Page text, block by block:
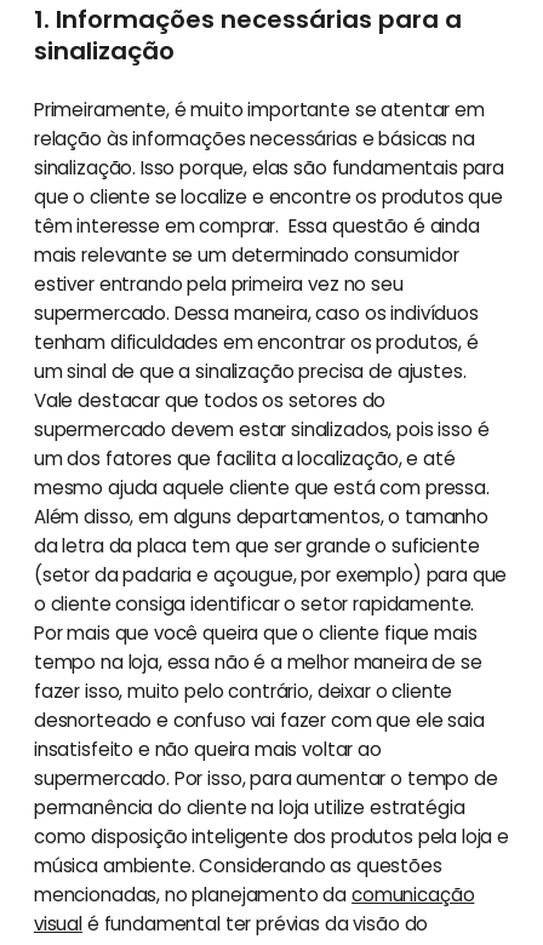
1. Informações necessárias para a
sinalização
Primeiramente, é muito importante se atentar em
relação às informações necessárias e básicas na
sinalização. Isso porque, elas são fundamentais para
que o cliente se localize e encontre os produtos que
têm interesse em comprar. Essa questão é ainda
mais relevante se um determinado consumidor
estiver entrando pela primeira vez no seu
supermercado. Dessa maneira, caso os indivíduos
tenham dificuldades em encontrar os produtos, é
um sinal de que a sinalização precisa de ajustes.
Vale destacar que todos os setores do
supermercado devem estar sinalizados, pois isso é
um dos fatores que facilita a localização, e até
mesmo ajuda aquele cliente que está com pressa.
Além disso, em alguns departamentos, o tamanho
da letra da placa tem que ser grande o suficiente
(setor da padaria e açougue, por exemplo) para que
o cliente consiga identificar o setor rapidamente.
Por mais que você queira que o cliente fique mais
tempo na loja, essa não é a melhor maneira de se
fazer isso, muito pelo contrário, deixar o cliente
desnorteado e confuso vai fazer com que ele saia
insatisfeito e não queira mais voltar ao
supermercado. Por isso, para aumentar o tempo de
permanência do cliente na loja utilize estratégia
como disposição inteligente dos produtos pela loja e
música ambiente. Considerando as questões
mencionadas, no planejamento dacomunicação
visualé fundamental ter prévias da visão do